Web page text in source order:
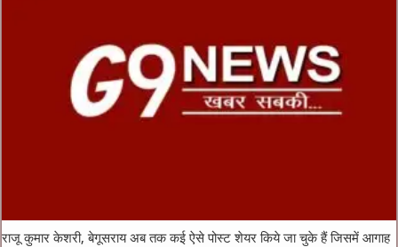
राजू कुमार केशरी, बेगूसराय अब तक कई ऐसे पोस्ट शेयर किये जा चुके हैं जिसमें आगाह